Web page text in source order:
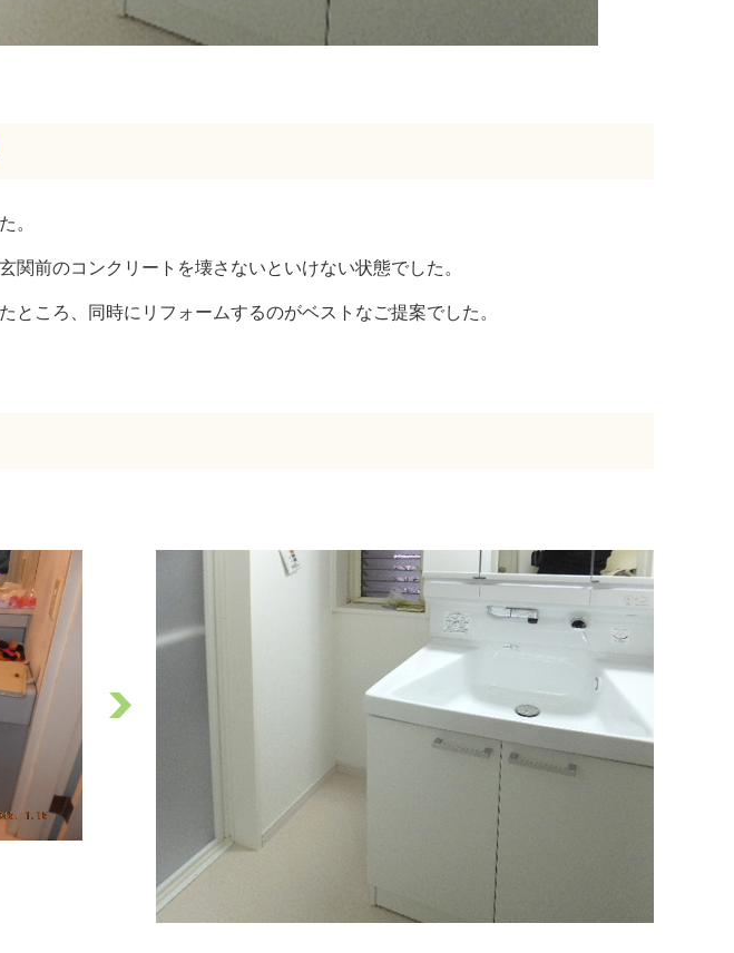
。
関前のコンクリートを壊さないといけない状態でした。
ところ、同時にリフォームするのがベストなご提案でした。